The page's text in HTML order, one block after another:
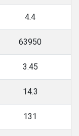
4.4
63950
3.45
14.3
131